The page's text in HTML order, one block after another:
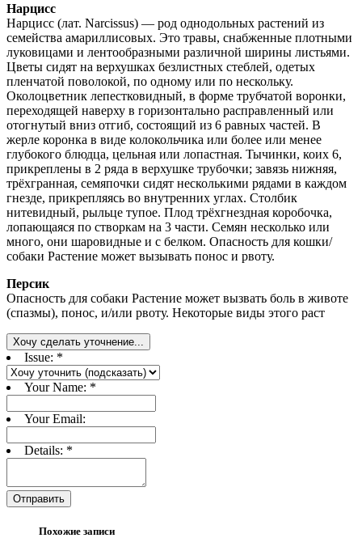
Нарцисс
Нарцисс (лат. Narcissus) — род однодольных растений из
семейства амариллисовых. Это травы, снабженные плотными
луковицами и лентообразными различной ширины листьями.
Цветы сидят на верхушках безлистных стеблей, одетых
пленчатой поволокой, по одному или по нескольку.
Околоцветник лепестковидный, в форме трубчатой воронки,
переходящей наверху в горизонтально расправленный или
отогнутый вниз отгиб, состоящий из 6 равных частей. В
жерле коронка в виде колокольчика или более или менее
глубокого блюдца, цельная или лопастная. Тычинки, коих 6,
прикреплены в 2 ряда в верхушке трубочки; завязь нижняя,
трёхгранная, семяпочки сидят несколькими рядами в каждом
гнезде, прикрепляясь во внутренних углах. Столбик
нитевидный, рыльце тупое. Плод трёхгнездная коробочка,
лопающаяся по створкам на 3 части. Семян несколько или
много, они шаровидные и с белком. Опасность для кошки/
собаки Растение может вызывать понос и рвоту.
Персик
Опасность для собаки Растение может вызвать боль в животе
(спазмы), понос, и/или рвоту. Некоторые виды этого раст
Хочу сделать уточнение...
Issue: *
Your Name: *
Your Email:
Details: *
Отправить
Похожие записи